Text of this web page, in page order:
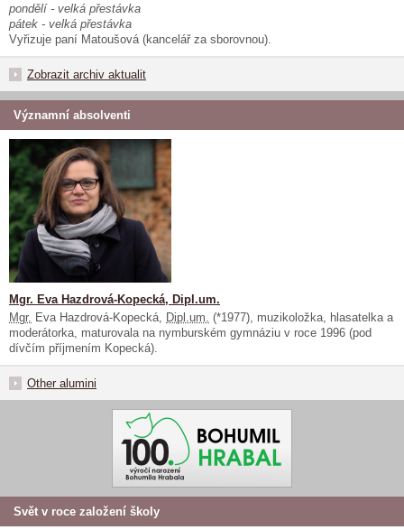
pondělí - velká přestávka
pátek - velká přestávka
Vyřizuje paní Matoušová (kancelář za sborovnou).
Zobrazit archiv aktualit
Významní absolventi
Mgr. Eva Hazdrová-Kopecká, Dipl.um.
Mgr. Eva Hazdrová-Kopecká, Dipl.um. (*1977), muzikoložka, hlasatelka a
moderátorka, maturovala na nymburském gymnáziu v roce 1996 (pod
dívčím příjmením Kopecká).
Other alumini
Svět v roce založení školy